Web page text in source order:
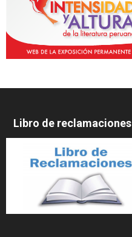
Libro de reclamaciones